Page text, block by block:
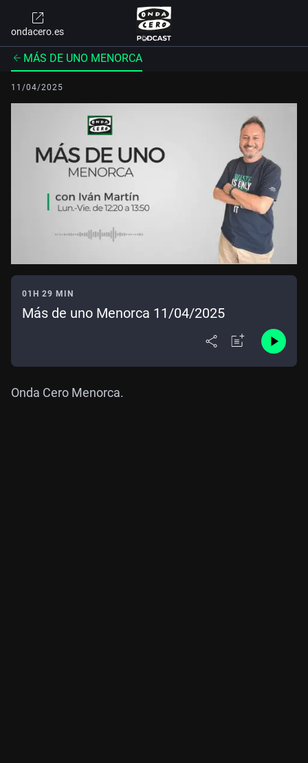
ondacero.es
MÁS DE UNO MENORCA
11/04/2025
01H 29 MIN
Más de uno Menorca 11/04/2025
Onda Cero Menorca.